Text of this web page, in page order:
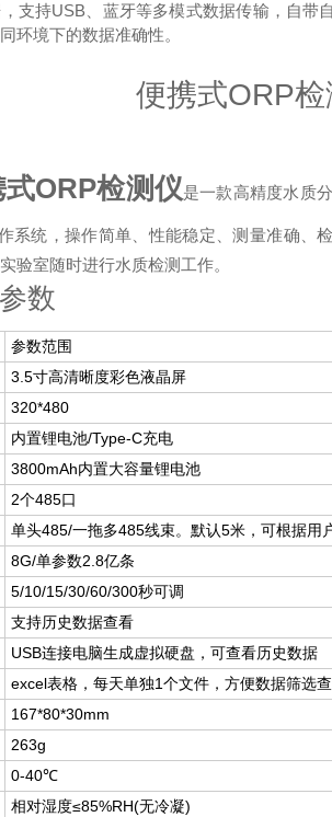
支持USB、蓝牙等多模式数据传输，自带
环境下的数据准确性。
ORP检测仪是一款高精度水质
系统，操作简单、性能稳定、测量准确、
验室随时进行水质检测工作。
数
参数范围
3.5寸高清晰度彩色液晶屏
320*480
内置锂电池/Type-C充电
3800mAh内置大容量锂电池
2个485口
单头485/一拖多485线束。默认5米，可根据用
8G/单参数2.8亿条
5/10/15/30/60/300秒可调
支持历史数据查看
USB连接电脑生成虚拟硬盘，可查看历史数据
excel表格，每天单独1个文件，方便数据筛选
167*80*30mm
263g
0-40℃
相对湿度≤85%RH(无冷凝)